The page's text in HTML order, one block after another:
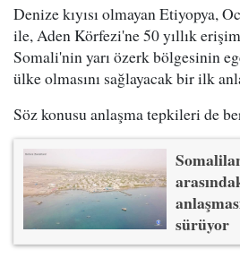
Denize kıyısı olmayan Etiyopya,
ile, Aden Körfezi'ne 50 yıllık erişim
Somali'nin yarı özerk bölgesinin
ülke olmasını sağlayacak bir ilk
Söz konusu anlaşma tepkileri de
sürüyor